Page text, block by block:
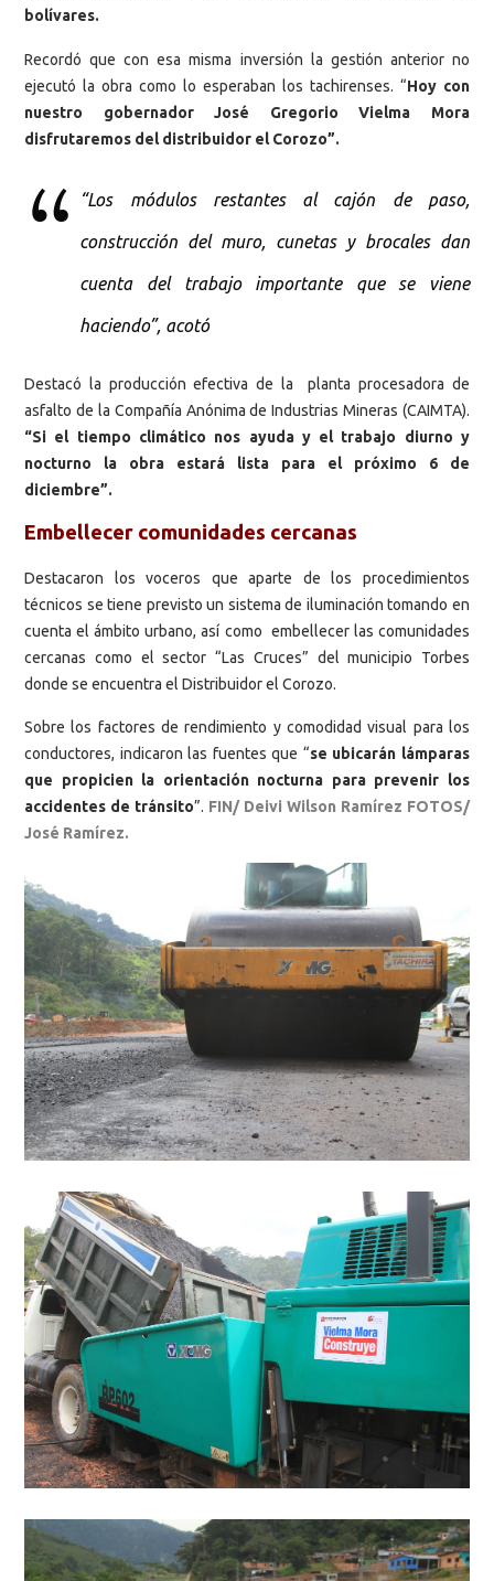
bolívares.
Recordó que con esa misma inversión la gestión anterior no
ejecutó la obra como lo esperaban los tachirenses. “Hoy con
nuestro gobernador José Gregorio Vielma Mora
disfrutaremos del distribuidor el Corozo”.
“Los módulos restantes al cajón de paso,
construcción del muro, cunetas y brocales dan
cuenta del trabajo importante que se viene
haciendo”, acotó
Destacó la producción efectiva de la planta procesadora de
asfalto de la Compañía Anónima de Industrias Mineras (CAIMTA).
“Si el tiempo climático nos ayuda y el trabajo diurno y
nocturno la obra estará lista para el próximo 6 de
diciembre”.
Embellecer comunidades cercanas
Destacaron los voceros que aparte de los procedimientos
técnicos se tiene previsto un sistema de iluminación tomando en
cuenta el ámbito urbano, así como embellecer las comunidades
cercanas como el sector “Las Cruces” del municipio Torbes
donde se encuentra el Distribuidor el Corozo.
Sobre los factores de rendimiento y comodidad visual para los
conductores, indicaron las fuentes que “se ubicarán lámparas
que propicien la orientación nocturna para prevenir los
accidentes de tránsito”. FIN/ Deivi Wilson Ramírez FOTOS/
José Ramírez.